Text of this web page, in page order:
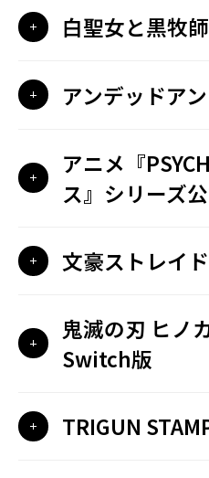
白聖女と黒牧師
アンデッドア
アニメ『
ス』シリーズ
文豪ストレイ
鬼滅の刃 ヒノ
Switch版
TRIGUN